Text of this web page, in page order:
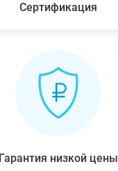
Сертификация
Гарантия низкой цены